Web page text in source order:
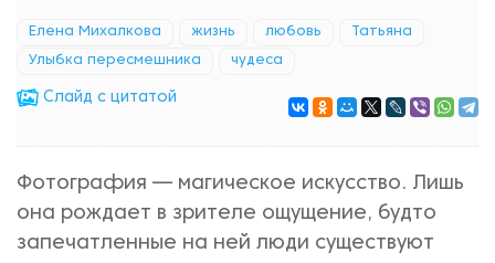
Елена Михалкова жизнь любовь Татьяна
Улыбка пересмешника чудеса
Cлайд с цитатой
Фотография — магическое искусство. Лишь
она рождает в зрителе ощущение, будто
запечатленные на ней люди существуют